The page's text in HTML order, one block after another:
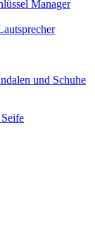
Manager
und Schuhe